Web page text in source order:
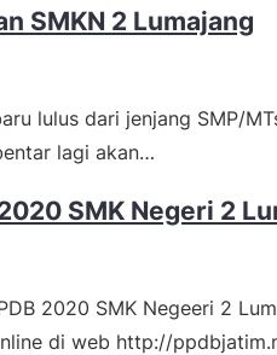
SMKN 2 Lumajang
lulus dari jenjang SMP/
lagi akan…
SMK Negeri 2
2020 SMK Negeeri 2
di web http://